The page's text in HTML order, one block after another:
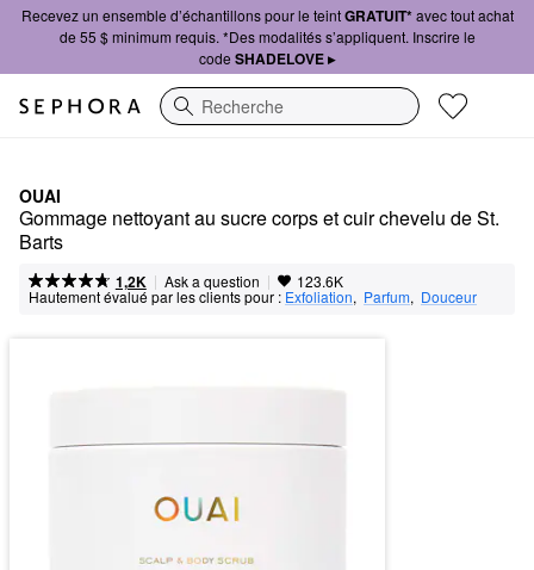
Recevez un ensemble d’échantillons pour le teintGRATUIT*avec tout achat
de 55 $ minimum requis. *Des modalités s’appliquent. Inscrire le
code SHADELOVE ▸
Recherche
OUAI
Gommage nettoyant au sucre corps et cuir chevelu de St.
Barts
1,2K | Ask a question | 123.6K
Hautement évalué par les clients pour : Exfoliation, Parfum, Douceur